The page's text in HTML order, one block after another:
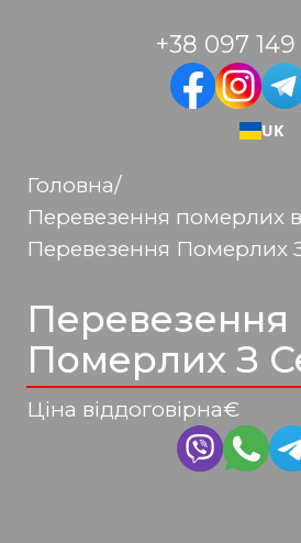
+38 097
UK
Головна/
Перевезення померлих
Перевезення Померлих
Перевезення
Померлих З
Ціна віддоговірна€